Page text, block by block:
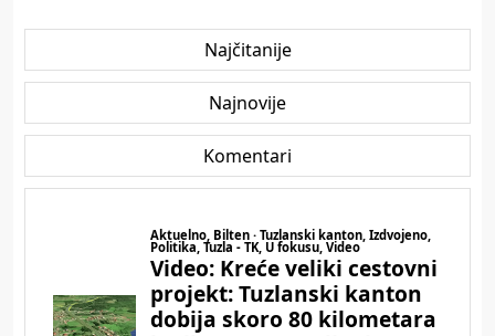
Najčitanije
Najnovije
Komentari